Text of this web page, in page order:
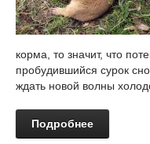
корма, то значит, что
пробудившийся сурок
ждать новой волны
Подробнее